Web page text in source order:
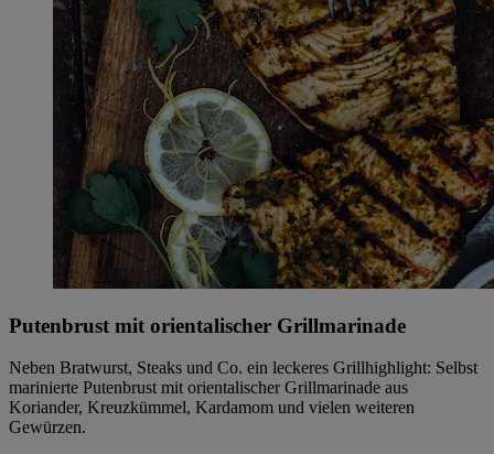
Putenbrust mit orientalischer Grillmarinade
Neben Bratwurst, Steaks und Co. ein leckeres Grillhighlight: Selbst
marinierte Putenbrust mit orientalischer Grillmarinade aus
Koriander, Kreuzkümmel, Kardamom und vielen weiteren
Gewürzen.